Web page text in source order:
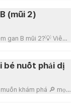
(mũi 2)
gan B mũi 2?💡 Viêm
bé nuốt phải dị
khám phá 🔎 mọi